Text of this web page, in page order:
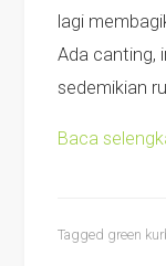
lagi
Ada canting,
sedemikian
Baca
Tagged green